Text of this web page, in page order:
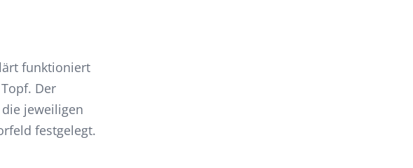
funktioniert
Der
jeweiligen
festgelegt.